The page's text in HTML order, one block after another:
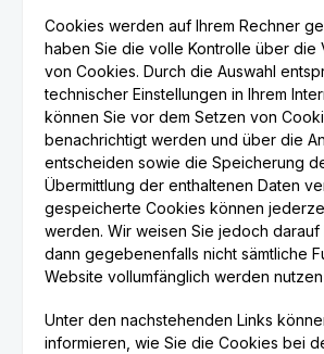
Cookies werden auf Ihrem Rechner
haben Sie die volle Kontrolle über die
von Cookies. Durch die Auswahl
technischer Einstellungen in Ihrem
können Sie vor dem Setzen von
benachrichtigt werden und über die
entscheiden sowie die Speicherung
Übermittlung der enthaltenen Daten
gespeicherte Cookies können
werden. Wir weisen Sie jedoch darauf
dann gegebenenfalls nicht sämtliche
Website vollumfänglich werden
Unter den nachstehenden Links
informieren, wie Sie die Cookies bei